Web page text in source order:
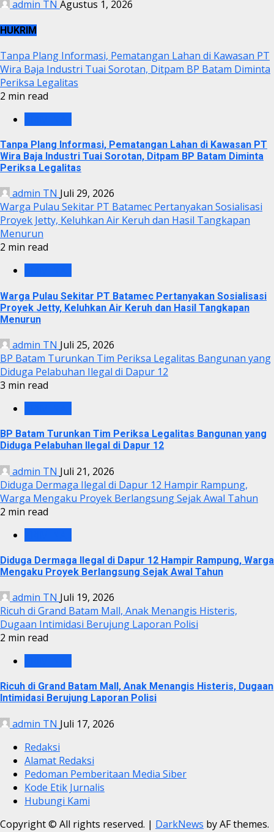
admin TN Agustus 1, 2026
HUKRIM
Tanpa Plang Informasi, Pematangan Lahan di Kawasan PT
Wira Baja Industri Tuai Sorotan, Ditpam BP Batam Diminta
Periksa Legalitas
2 min read
Tanpa Plang Informasi, Pematangan Lahan di Kawasan PT
Wira Baja Industri Tuai Sorotan, Ditpam BP Batam Diminta
Periksa Legalitas
admin TN Juli 29, 2026
Warga Pulau Sekitar PT Batamec Pertanyakan Sosialisasi
Proyek Jetty, Keluhkan Air Keruh dan Hasil Tangkapan
Menurun
2 min read
Warga Pulau Sekitar PT Batamec Pertanyakan Sosialisasi
Proyek Jetty, Keluhkan Air Keruh dan Hasil Tangkapan
Menurun
admin TN Juli 25, 2026
BP Batam Turunkan Tim Periksa Legalitas Bangunan yang
Diduga Pelabuhan Ilegal di Dapur 12
3 min read
BP Batam Turunkan Tim Periksa Legalitas Bangunan yang
Diduga Pelabuhan Ilegal di Dapur 12
admin TN Juli 21, 2026
Diduga Dermaga Ilegal di Dapur 12 Hampir Rampung,
Warga Mengaku Proyek Berlangsung Sejak Awal Tahun
2 min read
Diduga Dermaga Ilegal di Dapur 12 Hampir Rampung, Warga
Mengaku Proyek Berlangsung Sejak Awal Tahun
admin TN Juli 19, 2026
Ricuh di Grand Batam Mall, Anak Menangis Histeris,
Dugaan Intimidasi Berujung Laporan Polisi
2 min read
Ricuh di Grand Batam Mall, Anak Menangis Histeris, Dugaan
Intimidasi Berujung Laporan Polisi
admin TN Juli 17, 2026
Redaksi
Alamat Redaksi
Pedoman Pemberitaan Media Siber
Kode Etik Jurnalis
Hubungi Kami
Copyright © All rights reserved. | DarkNews by AF themes.